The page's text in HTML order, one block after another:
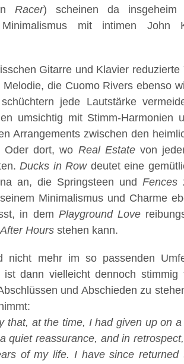
Racer) scheinen da insgeheim
Minimalismus mit intimen John
Gitarre und Klavier reduzierte
Melodie, die Cuomo Rivers ebenso
jede Lautstärke
umsichtig mit Stimm-Harmonien
Arrangements zwischen den
Oder dort, wo Real Estatevon
Ducks in Rowdeutet eine
an, die Springsteen und Fences
Minimalismus und Charme
in dem Playground Love
After Hours stehen kann.
nicht mehr im so passenden
ist dann vielleicht dennoch
und Abschieden zu
that, at the time, I had given up on
quiet reassurance, and in
of my life. I have since returned